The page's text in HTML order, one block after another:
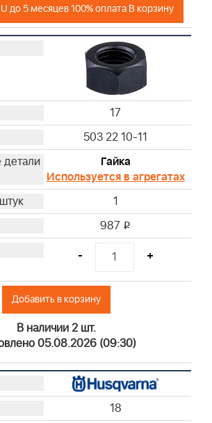
до 5 месяцев 100% оплата В корзину
17
503 22 10-11
Гайка
Используется в агрегатах
1
987 i
- +
Добавить в корзину
В наличии 2 шт.
05.08.2026 (09:30)
18